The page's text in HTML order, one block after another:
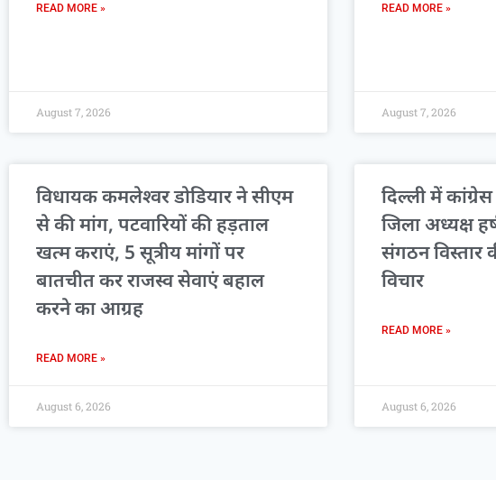
READ MORE »
August 7, 2026
READ MORE »
August 7, 2026
विधायक कमलेश्वर डोडियार ने सीएम
से की मांग, पटवारियों की हड़ताल
खत्म कराएं, 5 सूत्रीय मांगों पर
बातचीत कर राजस्व सेवाएं बहाल
करने का आग्रह
READ MORE »
August 6, 2026
दिल्ली में
जिला अध्यक्ष
संगठन
विचार
READ MORE »
August 6, 2026